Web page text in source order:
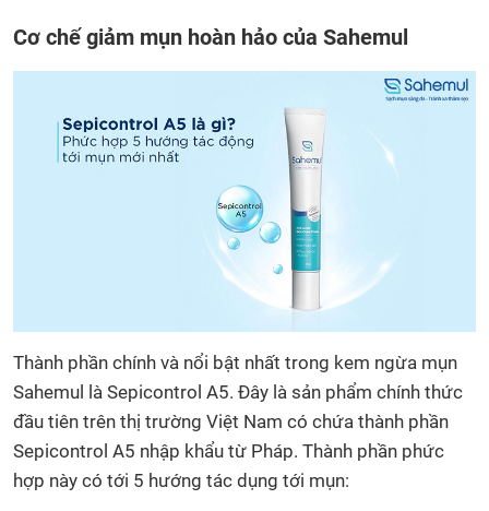
Cơ chế giảm mụn hoàn hảo của Sahemul
Thành phần chính và nổi bật nhất trong kem ngừa mụn
Sahemul là Sepicontrol A5. Đây là sản phẩm chính thức
đầu tiên trên thị trường Việt Nam có chứa thành phần
Sepicontrol A5 nhập khẩu từ Pháp. Thành phần phức
hợp này có tới 5 hướng tác dụng tới mụn: